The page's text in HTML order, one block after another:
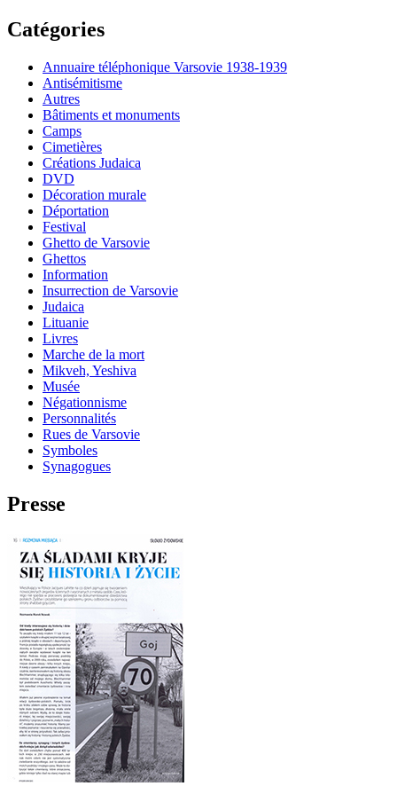
Catégories
Annuaire téléphonique Varsovie 1938-1939
Antisémitisme
Autres
Bâtiments et monuments
Camps
Cimetières
Créations Judaica
DVD
Décoration murale
Déportation
Festival
Ghetto de Varsovie
Ghettos
Information
Insurrection de Varsovie
Judaica
Lituanie
Livres
Marche de la mort
Mikveh, Yeshiva
Musée
Négationnisme
Personnalités
Rues de Varsovie
Symboles
Synagogues
Presse